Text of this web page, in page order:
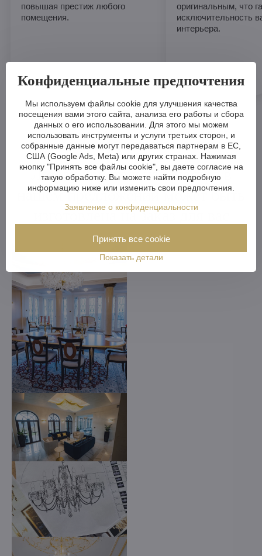
повышая престиж любого
помещения.
оригинальным, что
исключительность
интерьера.
Любая хрустальная люстра в
нашем предложении может быть
изготовлена на заказ для вас
Конфиденциальные предпочтения
Мы используем файлы cookie для улучшения качества
посещения вами этого сайта, анализа его работы и сбора
данных о его использовании. Для этого мы можем
использовать инструменты и услуги третьих сторон, и
собранные данные могут передаваться партнерам в ЕС,
США (Google Ads, Meta) или других странах. Нажимая
кнопку "Принять все файлы cookie", вы даете согласие на
такую обработку. Вы можете найти подробную
информацию ниже или изменить свои предпочтения.
Заявление о конфиденциальности
Показать детали
Принять все cookie